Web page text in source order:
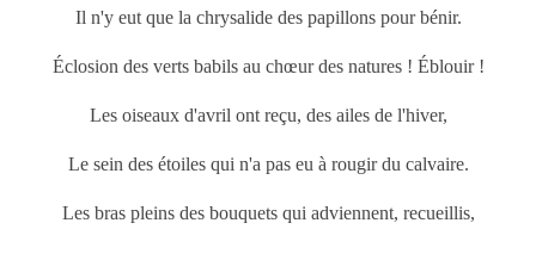
Il n'y eut que la chrysalide des papillons pour bénir.
Éclosion des verts babils au chœur des natures ! Éblouir !
Les oiseaux d'avril ont reçu, des ailes de l'hiver,
Le sein des étoiles qui n'a pas eu à rougir du calvaire.
Les bras pleins des bouquets qui adviennent, recueillis,